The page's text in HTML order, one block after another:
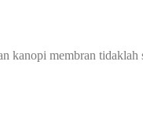
kanopi membran